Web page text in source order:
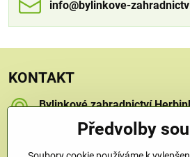
info​​@bylinkove-
KONTAKT
Bylinkové zahradnictví
Petra Závorcová
Na Křečku 346Předvolby